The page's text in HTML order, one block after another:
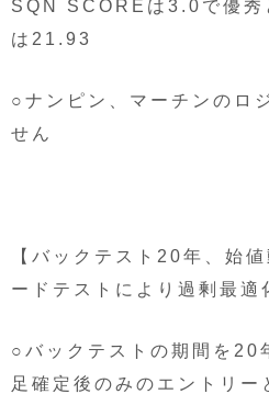
SQN SCOREは3.0で優秀
は21.93
○ナンピン、マーチンのロ
せん
【バックテスト20年、始
ードテストにより過剰最適
○バックテストの期間を20
足確定後のみのエントリー